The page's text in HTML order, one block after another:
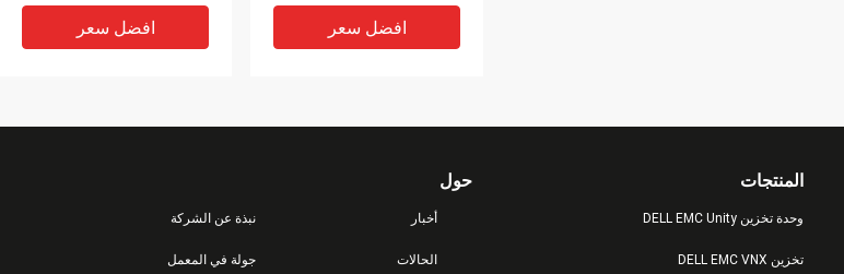
افضل سعر افضل سعر
حول
نبذة عن الشركة
جولة في المعمل
أخبار
الحالات
المنتجات
وحدة تخزين DELL EMC Unity
تخزين DELL EMC VNX